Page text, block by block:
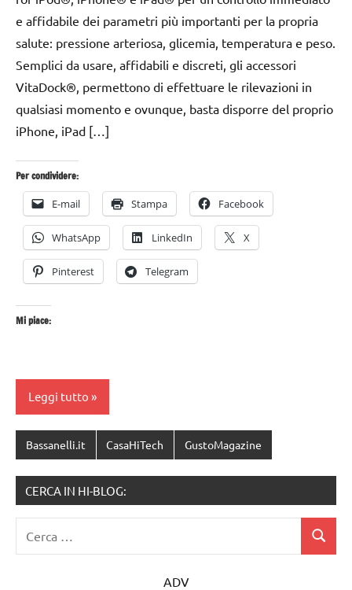
e affidabile dei parametri più importanti per la propria
salute: pressione arteriosa, glicemia, temperatura e peso.
Semplici da usare, affidabili e discreti, gli accessori
VitaDock®, permettono di effettuare le rilevazioni in
qualsiasi momento e ovunque, basta disporre del proprio
iPhone, iPad […]
Per condividere:
E-mail Stampa Facebook
WhatsApp LinkedIn X
Pinterest Telegram
Mi piace:
Leggi tutto
Bassanelli.it CasaHiTech GustoMagazine
CERCA IN HI-BLOG:
Cerca
ADV